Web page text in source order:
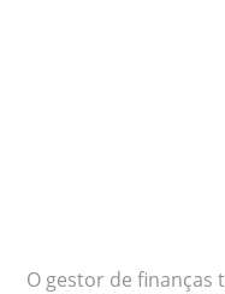
O gestor de finanças